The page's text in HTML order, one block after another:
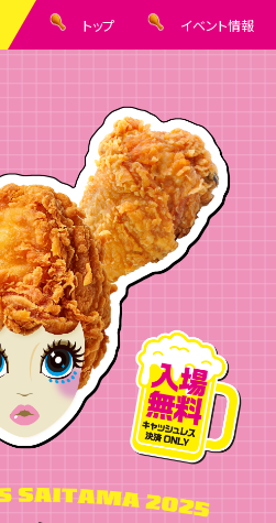
トップ イベント情報